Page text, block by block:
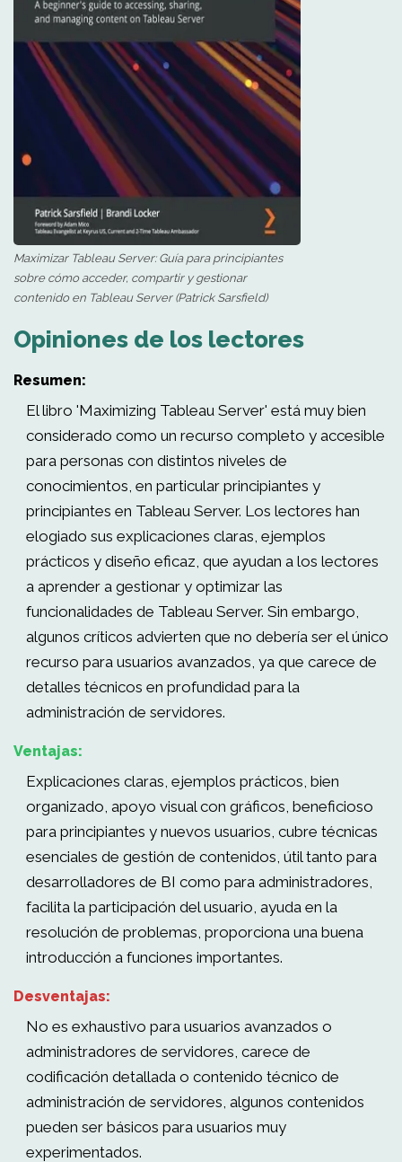
Maximizar Tableau Server: Guía para principiantes
sobre cómo acceder, compartir y gestionar
contenido en Tableau Server (Patrick Sarsfield)
Opiniones de los lectores
Resumen:
El libro 'Maximizing Tableau Server' está muy bien
considerado como un recurso completo y accesible
para personas con distintos niveles de
conocimientos, en particular principiantes y
principiantes en Tableau Server. Los lectores han
elogiado sus explicaciones claras, ejemplos
prácticos y diseño eficaz, que ayudan a los lectores
a aprender a gestionar y optimizar las
funcionalidades de Tableau Server. Sin embargo,
algunos críticos advierten que no debería ser el único
recurso para usuarios avanzados, ya que carece de
detalles técnicos en profundidad para la
administración de servidores.
Ventajas:
Explicaciones claras, ejemplos prácticos, bien
organizado, apoyo visual con gráficos, beneficioso
para principiantes y nuevos usuarios, cubre técnicas
esenciales de gestión de contenidos, útil tanto para
desarrolladores de BI como para administradores,
facilita la participación del usuario, ayuda en la
resolución de problemas, proporciona una buena
introducción a funciones importantes.
Desventajas:
No es exhaustivo para usuarios avanzados o
administradores de servidores, carece de
codificación detallada o contenido técnico de
administración de servidores, algunos contenidos
pueden ser básicos para usuarios muy
experimentados.